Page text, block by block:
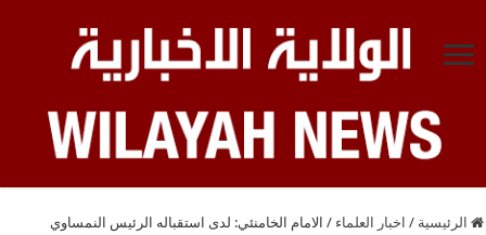
الرئيسية / اخبار العلماء / الامام الخامنئي: لدى استقباله الرئيس النمساوي